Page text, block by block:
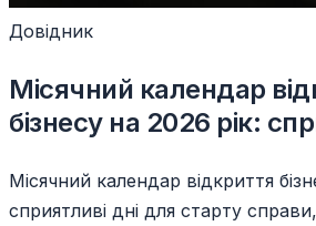
Довідник
Місячний календар
бізнесу на 2026 рік:
Місячний календар відкриття
сприятливі дні для старту